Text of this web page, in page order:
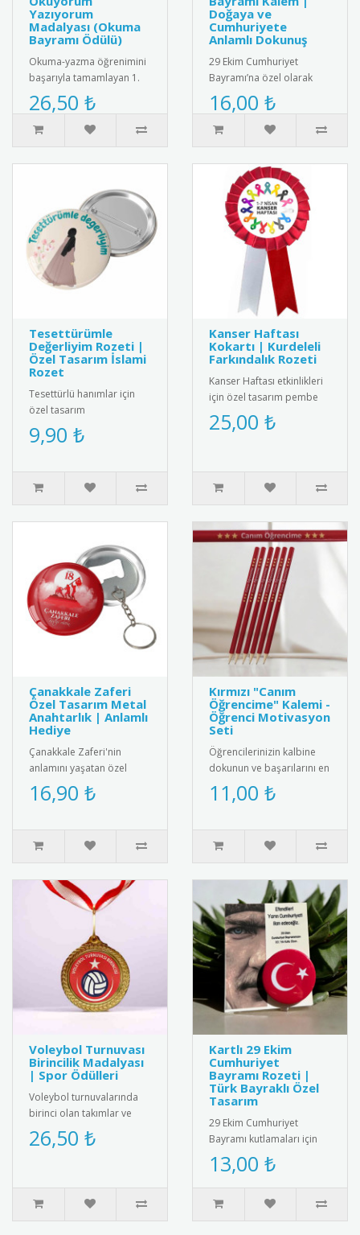
Yazıyorum
Madalyası (Okuma
Bayramı Ödülü)
Okuma-yazma öğrenimini
başarıyla tamamlayan 1.
sınıf erkek öğrencileri için
hazırlanan, öğrencinin f..
26,50 ₺
Doğaya ve
Cumhuriyete
Anlamlı Dokunuş
29 Ekim Cumhuriyet
Bayramı’na özel olarak
tasarlanmış çevre dostu
kalem. Kalemin arka
kısmında yer a..
16,00 ₺
Tesettürümle
Değerliyim Rozeti |
Özel Tasarım İslami
Rozet
Tesettürlü hanımlar için
özel tasarım
"Tesettürümle Değerliyim"
rozeti. Yüksek kaliteli metal
9,90 ₺
Kanser Haftası
Kokartı | Kurdeleli
Farkındalık Rozeti
Kanser Haftası etkinlikleri
için özel tasarım pembe
kurdeleli kokart. Yüksek
kalite metal malzemeden..
25,00 ₺
Çanakkale Zaferi
Özel Tasarım Metal
Anahtarlık | Anlamlı
Hediye
Çanakkale Zaferi'nin
anlamını yaşatan özel
tasarım metal anahtarlık.
Yüksek kaliteli paslanmaz
16,90 ₺
Kırmızı "Canım
Öğrencime" Kalemi -
Öğrenci Motivasyon
Seti
Öğrencilerinizin kalbine
dokunun ve başarılarını en
anlamlı şekilde takdir edin!
Canlı kırmızı rengi..
11,00 ₺
Voleybol Turnuvası
Birincilik Madalyası
| Spor Ödülleri
Voleybol turnuvalarında
birinci olan takımlar ve
oyuncular için özel tasarım
madalya. Profesyonel gö..
26,50 ₺
Kartlı 29 Ekim
Cumhuriyet
Bayramı Rozeti |
Türk Bayraklı Özel
Tasarım
29 Ekim Cumhuriyet
Bayramı kutlamaları için
özel tasarlanmış, kartlı
Türk bayraklı rozet. Yüksek
kal..
13,00 ₺